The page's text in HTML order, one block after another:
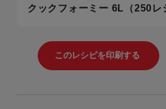
クックフォーミー 6L（250レ